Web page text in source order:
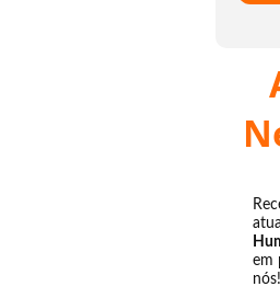
em
nós!